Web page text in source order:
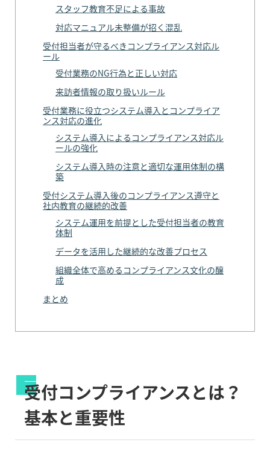
スタッフ教育不足による事故
対応マニュアル未整備が招く混乱
受付担当者が守るべきコンプライアンス対応ル
ール
受付業務のNG行為と正しい対応
来訪者情報の取り扱いルール
受付業務に役立つシステム導入とコンプライア
ンス対応の進化
システム導入によるコンプライアンス対応ル
ールの強化
システム導入時の注意と適切な運用体制の構
築
受付システム導入後のコンプライアンス遵守と
社内教育の継続的改善
システム運用を前提とした受付担当者の教育
体制
データを活用した継続的な改善プロセス
組織全体で高めるコンプライアンス文化の醸
成
まとめ
受付コンプライアンスとは？
基本と重要性